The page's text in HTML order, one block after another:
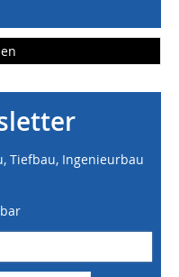
Tiefbau, Ingenieurbau